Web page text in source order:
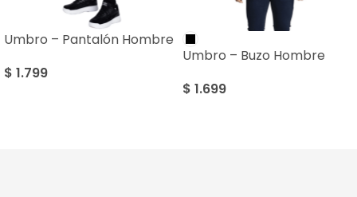
Umbro – Pantalón Hombre
$ 1.799
Umbro – Buzo Hombre
$ 1.699